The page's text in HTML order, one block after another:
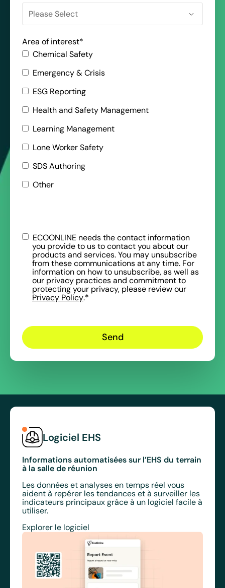
Area of interest*
Chemical Safety
Emergency & Crisis
ESG Reporting
Health and Safety Management
Learning Management
Lone Worker Safety
SDS Authoring
Other
ECOONLINE needs the contact information
you provide to us to contact you about our
products and services. You may unsubscribe
from these communications at any time. For
information on how to unsubscribe, as well as
our privacy practices and commitment to
protecting your privacy, please review our
Privacy Policy.*
Logiciel EHS
Informations automatisées sur l’EHS du terrain
à la salle de réunion
Les données et analyses en temps réel vous
aident à repérer les tendances et à surveiller les
indicateurs principaux grâce à un logiciel facile à
utiliser.
Explorer le logiciel